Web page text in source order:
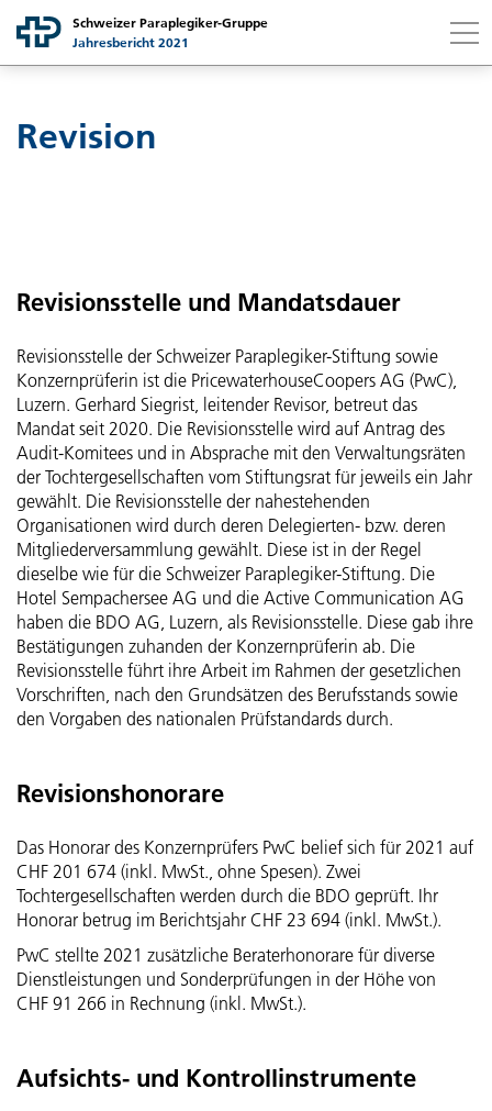
Schweizer Paraplegiker-Gruppe
Jahresbericht 2021
Strategieperiode 21-24
Mitarbeitende
Schweizer Paraplegiker-Vereinigung
Schweizer Paraplegiker-Forschung
Gönner-Vereinigung der Schweizer Paraplegiker-Stiftung
Active Communication
SIRMED
ParaHelp
Hotel Sempachersee
Finanzbericht
Botschaft Finanzchefin
Bilanz
Betriebsrechnung
Geldflussrechnung
Veränderung des Kapitals
Betriebsrechnung nach Leistungsfeldern
Grundsätze der Gruppenrechnung
Rechnungslegungs- und Bewertungsgrundsätze
Erläuterungen
Bericht der Revisionsstelle
Nonprofit Governance
Grundsätze
Struktur Zweck und Ziele
Strategische Organe und Gremien
Operative Organe
Entschädigungen
Risikomanagement und internes Kontrollsystem
Externe Aufsicht
Informationspolitik
Personenregister
Revision
Revisionsstelle und Mandatsdauer
Revisionsstelle der Schweizer Paraplegiker-Stiftung sowie
Konzernprüferin ist die PricewaterhouseCoopers AG (PwC),
Luzern. Gerhard Siegrist, leitender Revisor, betreut das
Mandat seit 2020. Die Revisionsstelle wird auf Antrag des
Audit-Komitees und in Absprache mit den Verwaltungsräten
der Tochtergesellschaften vom Stiftungsrat für jeweils ein Jahr
gewählt. Die Revisionsstelle der nahestehenden
Organisationen wird durch deren ­Delegierten- bzw. deren
Mitgliederversammlung gewählt. Diese ist in der Regel
dieselbe wie für die Schweizer Paraplegiker-Stiftung. Die
Hotel Sempachersee AG und die Active Communication AG
haben die BDO AG, Luzern, als Revisionsstelle. Diese gab ihre
Bestätigungen zuhanden der Konzernprüferin ab. Die
Revisionsstelle führt ihre Arbeit im Rahmen der gesetzlichen
Vorschriften, nach den Grundsätzen des Berufsstands sowie
den Vorgaben des nationalen Prüfstandards durch.
Revisionshonorare
Das Honorar des Konzernprüfers PwC belief sich für 2021 auf
CHF 201 674 (inkl. MwSt., ohne Spesen). Zwei
Tochtergesellschaften werden durch die BDO geprüft. Ihr
Honorar betrug im Berichtsjahr CHF 23 694 (inkl. MwSt.).
PwC stellte 2021 zusätzliche Beraterhonorare für diverse
Dienstleistungen und Sonderprüfungen in der Höhe von
CHF 91 266 in Rechnung (inkl. MwSt.).
Aufsichts- und Kontrollinstrumente